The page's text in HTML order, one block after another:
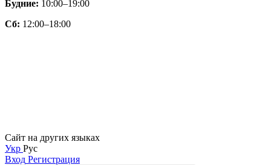
Будние: 10:00–19:00
Сб: 12:00–18:00
Сайт на других языках
Укр Рус
Вход Регистрация